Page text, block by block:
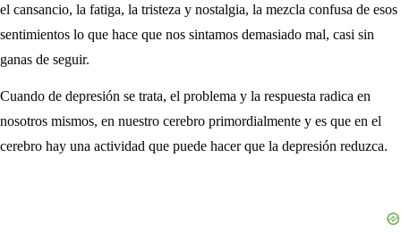
el cansancio, la fatiga, la tristeza y nostalgia, la mezcla confusa de esos
sentimientos lo que hace que nos sintamos demasiado mal, casi sin
ganas de seguir.
Cuando de depresión se trata, el problema y la respuesta radica en
nosotros mismos, en nuestro cerebro primordialmente y es que en el
cerebro hay una actividad que puede hacer que la depresión reduzca.